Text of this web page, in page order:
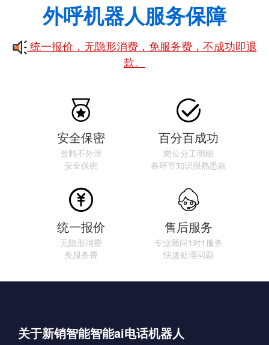
外呼机器人服务保障
统一报价，无隐形消费，免服务费，不成功即退
款。

安全保密
资料不外泄
安全保密

百分百成功
岗位分工明细
各环节知识很熟悉款

统一报价
无隐形消费
免服务费

售后服务
专业顾问1对1服务
快速处理问题
关于新销智能智能ai电话机器人